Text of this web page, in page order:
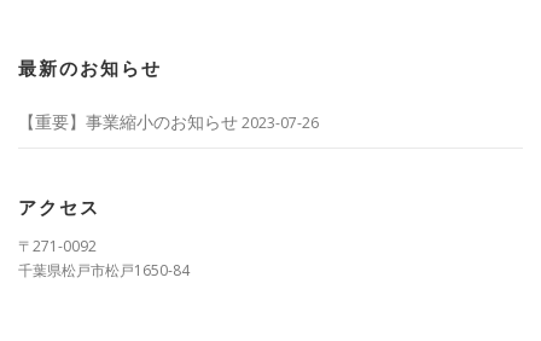
最新のお知らせ
【重要】事業縮小のお知らせ2023-07-26
アクセス
〒271-0092
千葉県松戸市松戸1650-84